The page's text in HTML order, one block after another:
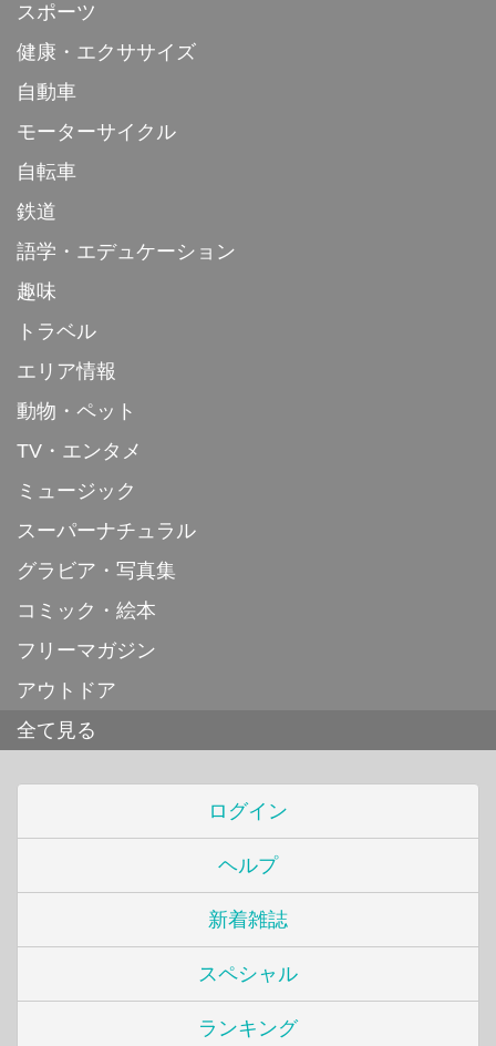
スポーツ
健康・エクササイズ
自動車
モーターサイクル
自転車
鉄道
語学・エデュケーション
趣味
トラベル
エリア情報
動物・ペット
TV・エンタメ
ミュージック
スーパーナチュラル
グラビア・写真集
コミック・絵本
フリーマガジン
アウトドア
全て見る
ログイン
ヘルプ
新着雑誌
スペシャル
ランキング